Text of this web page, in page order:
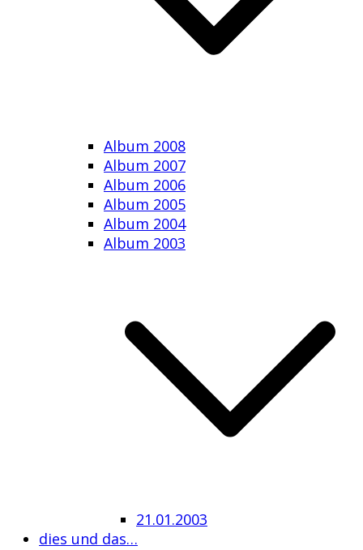
Album 2008
Album 2007
Album 2006
Album 2005
Album 2004
Album 2003
21.01.2003
dies und das…